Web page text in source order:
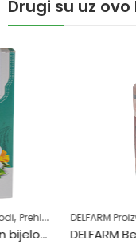
Drugi su uz ovo
,Samoliječenje,
DELFARM Proizvodi,Rane